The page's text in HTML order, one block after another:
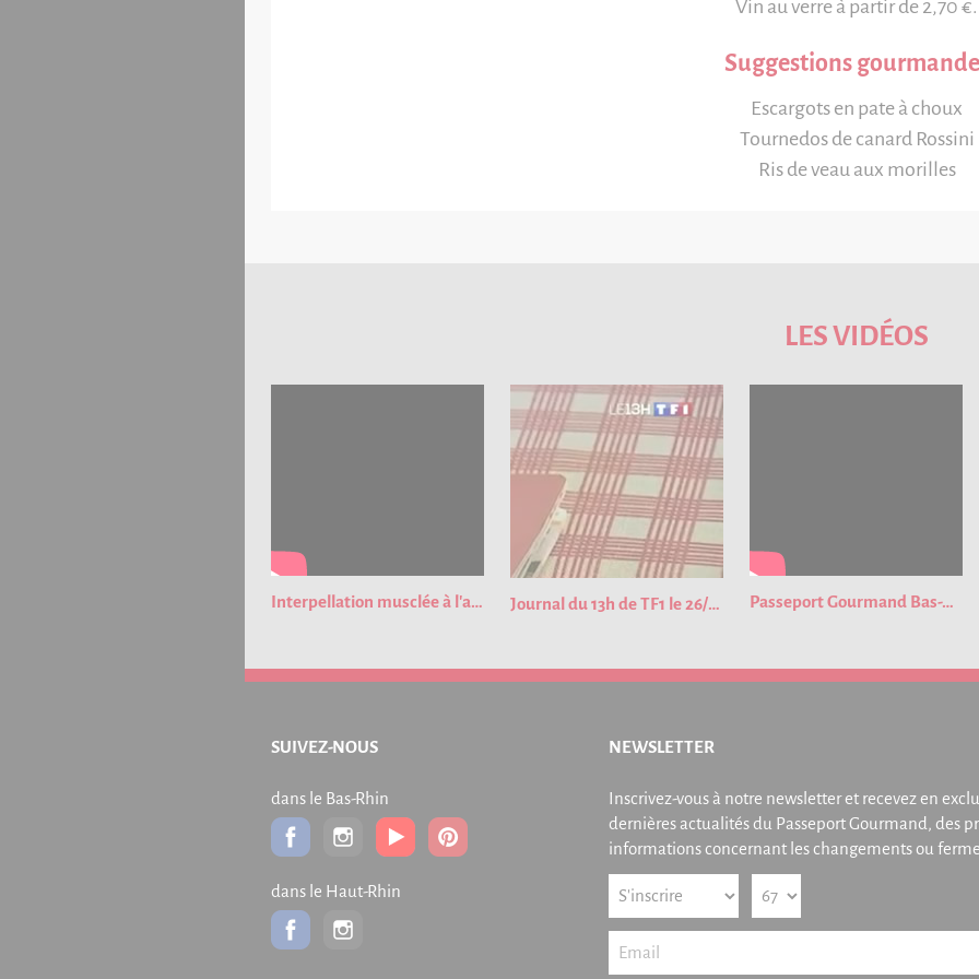
Vin au verre à partir de 2,70 €.
Suggestions
Escargots en pate à choux
Tournedos de canard Rossini
Ris de veau aux morilles
LES VIDÉOS
Interpellation musclée à l'aéroport de Strasbourg ! Journal du 13h de TF1 le 26/01/2023 Passeport Gourmand Bas-Rhin 2023
SUIVEZ-NOUS
dans le Bas-Rhin
dans le Haut-Rhin
NEWSLETTER
Inscrivez-vous à notre newsletter et recevez en
dernières actualités du Passeport Gourmand, des
informations concernant les changements ou